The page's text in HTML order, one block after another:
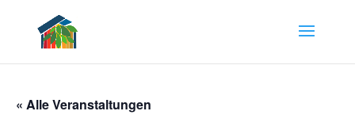
« Alle Veranstaltungen